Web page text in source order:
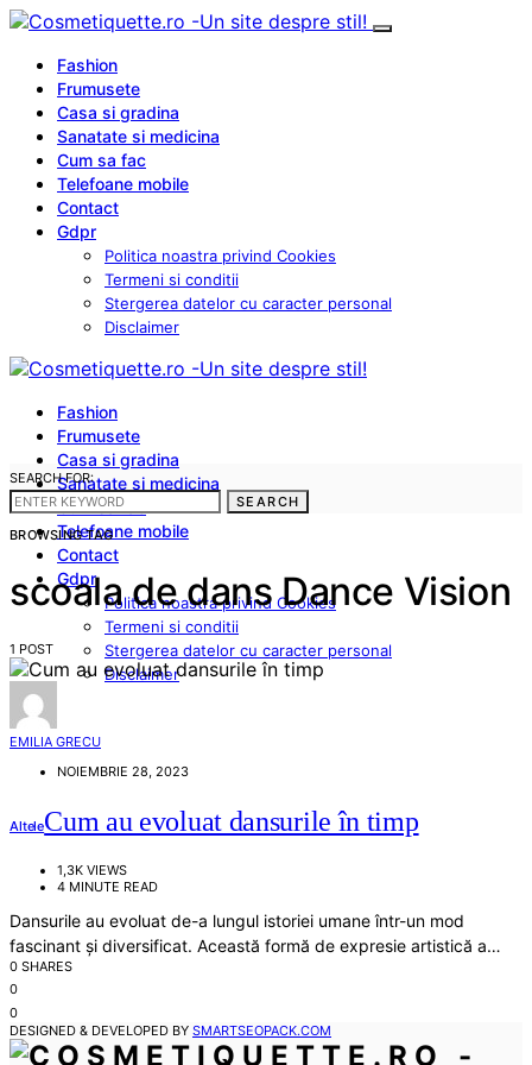
Fashion
Frumusete
Casa si gradina
Sanatate si medicina
Cum sa fac
Telefoane mobile
Contact
Gdpr
Politica noastra privind Cookies
Termeni si conditii
Stergerea datelor cu caracter personal
Disclaimer
Fashion
Frumusete
Casa si gradina
Sanatate si medicina
Cum sa fac
Telefoane mobile
Contact
Gdpr
Politica noastra privind Cookies
Termeni si conditii
Stergerea datelor cu caracter personal
Disclaimer
SEARCH FOR:
SEARCH
BROWSING TAG
scoala de dans Dance Vision
1 POST
EMILIA GRECU
NOIEMBRIE 28, 2023
AlteleCum au evoluat dansurile în timp
1,3K VIEWS
4 MINUTE READ
Dansurile au evoluat de-a lungul istoriei umane într-un mod
fascinant și diversificat. Această formă de expresie artistică a…
0 SHARES
0
0
DESIGNED & DEVELOPED BY SMARTSEOPACK.COM